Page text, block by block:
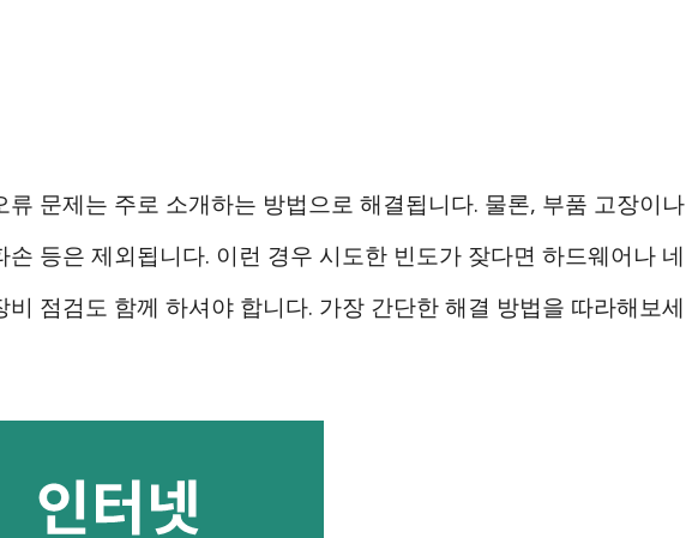
류 문제는 주로 소개하는 방법으로 해결됩니다. 물론, 부품 고장이나
손 등은 제외됩니다. 이런 경우 시도한 빈도가 잦다면 하드웨어나 네
비 점검도 함께 하셔야 합니다. 가장 간단한 해결 방법을 따라해보세